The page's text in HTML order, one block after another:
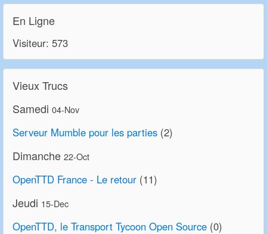
En Ligne
Visiteur: 573
Vieux Trucs
Samedi 04-Nov
Serveur Mumble pour les parties (2)
Dimanche 22-Oct
OpenTTD France - Le retour (11)
Jeudi 15-Dec
OpenTTD, le Transport Tycoon Open Source (0)